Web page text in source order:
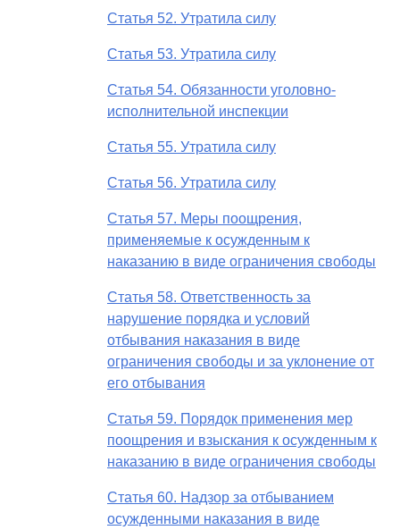
Статья 52. Утратила силу
Статья 53. Утратила силу
Статья 54. Обязанности уголовно-
исполнительной инспекции
Статья 55. Утратила силу
Статья 56. Утратила силу
Статья 57. Меры поощрения,
применяемые к осужденным к
наказанию в виде ограничения свободы
Статья 58. Ответственность за
нарушение порядка и условий
отбывания наказания в виде
ограничения свободы и за уклонение от
его отбывания
Статья 59. Порядок применения мер
поощрения и взыскания к осужденным к
наказанию в виде ограничения свободы
Статья 60. Надзор за отбыванием
осужденными наказания в виде